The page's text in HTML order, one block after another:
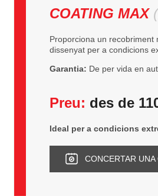
COATING MAX
Proporciona un recobriment
dissenyat per a condicions
Garantia: De per vida en
Preu: des de
Ideal per a condicions
CONCERTAR UNA